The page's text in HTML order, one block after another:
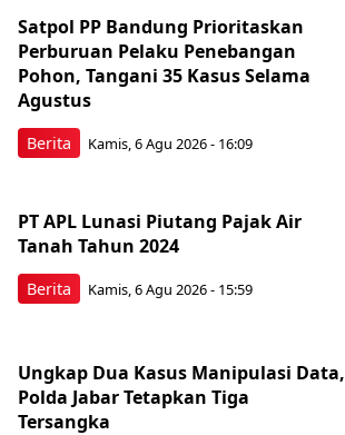
Berita
Satpol PP Bandung Prioritaskan
Perburuan Pelaku Penebangan
Pohon, Tangani 35 Kasus Selama
Agustus
Kamis, 6 Agu 2026 - 16:09
Berita
PT APL Lunasi Piutang Pajak Air
Tanah Tahun 2024
Kamis, 6 Agu 2026 - 15:59
Ungkap Dua Kasus Manipulasi Data,
Polda Jabar Tetapkan Tiga
Tersangka